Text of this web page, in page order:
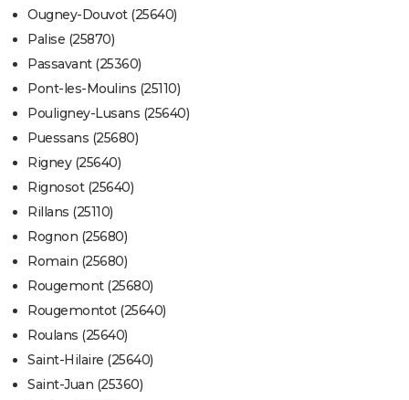
Ougney-Douvot (25640)
Palise (25870)
Passavant (25360)
Pont-les-Moulins (25110)
Pouligney-Lusans (25640)
Puessans (25680)
Rigney (25640)
Rignosot (25640)
Rillans (25110)
Rognon (25680)
Romain (25680)
Rougemont (25680)
Rougemontot (25640)
Roulans (25640)
Saint-Hilaire (25640)
Saint-Juan (25360)